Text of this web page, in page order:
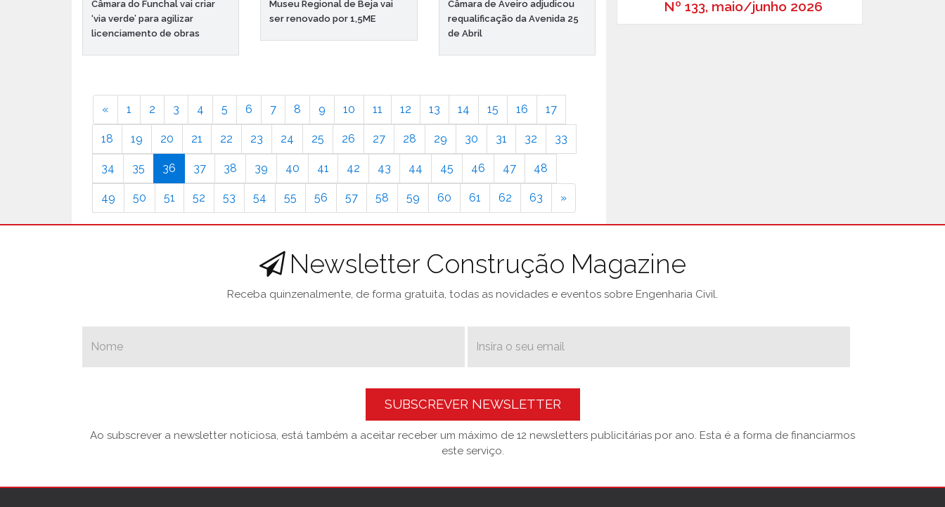
Câmara do Funchal vai criar
‘via verde’ para agilizar
licenciamento de obras
Museu Regional de Beja vai
ser renovado por 1,5ME
Câmara de Aveiro adjudicou
requalificação da Avenida 25
de Abril
« 1 2 3 4 5 6 7 8 9 10 11 12 13 14 15 16 17
18 19 20 21 22 23 24 25 26 27 28 29 30 31 32 33
34 35 36 37 38 39 40 41 42 43 44 45 46 47 48
49 50 51 52 53 54 55 56 57 58 59 60 61 62 63 »
Nº 133, maio/junho 2026
Newsletter Construção Magazine
Receba quinzenalmente, de forma gratuita, todas as novidades e eventos sobre Engenharia Civil.
SUBSCREVER NEWSLETTER
Ao subscrever a newsletter noticiosa, está também a aceitar receber um máximo de 12 newsletters publicitárias por ano. Esta é a forma de financiarmos
este serviço.